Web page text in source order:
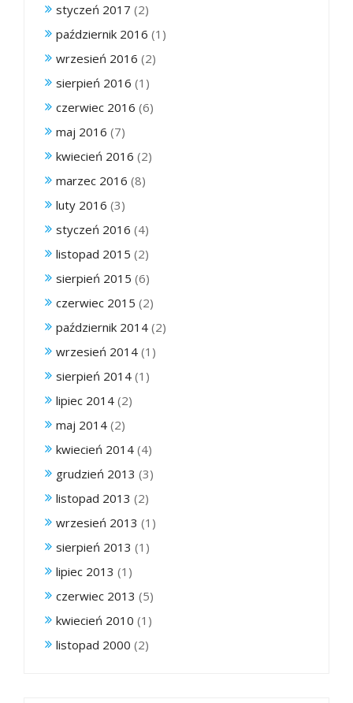
styczeń 2017 (2)
październik 2016 (1)
wrzesień 2016 (2)
sierpień 2016 (1)
czerwiec 2016 (6)
maj 2016 (7)
kwiecień 2016 (2)
marzec 2016 (8)
luty 2016 (3)
styczeń 2016 (4)
listopad 2015 (2)
sierpień 2015 (6)
czerwiec 2015 (2)
październik 2014 (2)
wrzesień 2014 (1)
sierpień 2014 (1)
lipiec 2014 (2)
maj 2014 (2)
kwiecień 2014 (4)
grudzień 2013 (3)
listopad 2013 (2)
wrzesień 2013 (1)
sierpień 2013 (1)
lipiec 2013 (1)
czerwiec 2013 (5)
kwiecień 2010 (1)
listopad 2000 (2)